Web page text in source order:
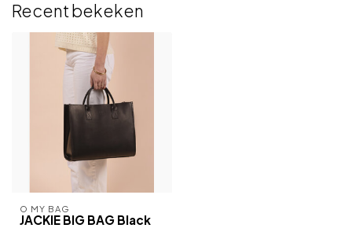
Recent bekeken
O MY BAG
JACKIE BIG BAG Black